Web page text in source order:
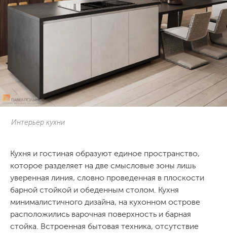
Интерьер кухни
Кухня и гостиная образуют единое пространство,
которое разделяет на две смысловые зоны лишь
уверенная линия, словно проведенная в плоскости
барной стойкой и обеденным столом. Кухня
минималистичного дизайна, на кухонном острове
расположились варочная поверхность и барная
стойка. Встроенная бытовая техника, отсутствие